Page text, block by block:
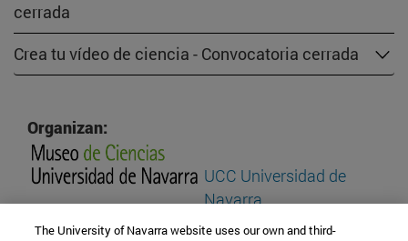
cerrada
Crea tu vídeo de ciencia - Convocatoria cerrada
Organizan:
UCC Universidad de
Navarra
The University of Navarra website uses our own and third-